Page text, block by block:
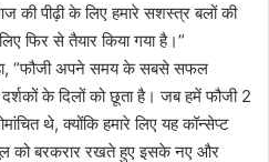
की पीढ़ी के लिए हमारे सशस्त्र बलों की
फिर से तैयार किया गया है।”
“फौजी अपने समय के सबसे सफल
के दिलों को छूता है। जब हमें फौजी 2
थे, क्योंकि हमारे लिए यह कॉन्सेप्ट
को बरकरार रखते हुए इसके नए और